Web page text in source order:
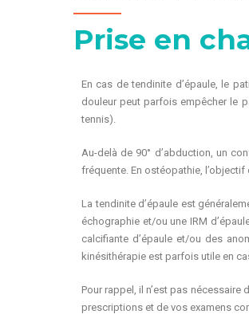
Prise en
En cas de tendinite d’épaule, le
douleur peut parfois empêcher le
tennis).
Au-delà de 90° d’abduction, un
fréquente. En ostéopathie,
La tendinite d’épaule est
échographie et/ou une IRM
calcifiante d’épaule et/ou des
kinésithérapie est parfois utile en
Pour rappel, il n’est pas
prescriptions et de vos examens